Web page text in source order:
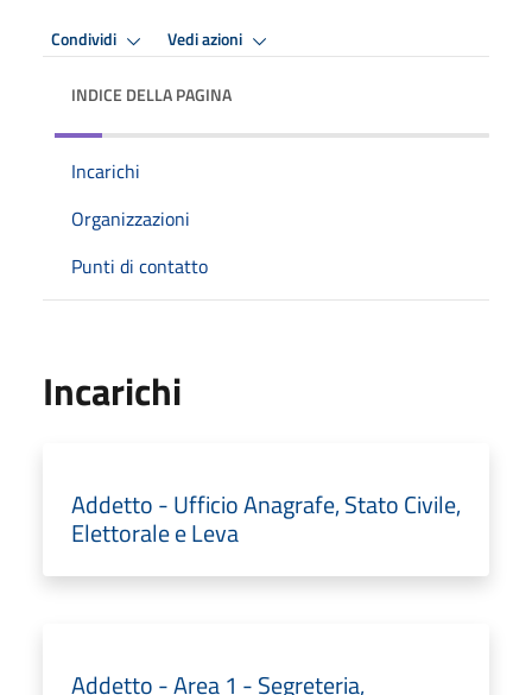
Condividi Vedi azioni
INDICE DELLA PAGINA
Incarichi
Organizzazioni
Punti di contatto
Incarichi
Addetto - Ufficio Anagrafe, Stato Civile,
Elettorale e Leva
Addetto - Area 1 - Segreteria,